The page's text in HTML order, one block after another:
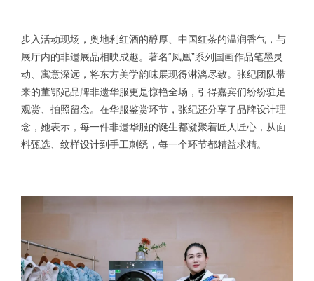
步入活动现场，奥地利红酒的醇厚、中国红茶的温润香气，与
展厅内的非遗展品相映成趣。著名“凤凰”系列国画作品笔墨灵
动、寓意深远，将东方美学韵味展现得淋漓尽致。张纪团队带
来的董鄂妃品牌非遗华服更是惊艳全场，引得嘉宾们纷纷驻足
观赏、拍照留念。在华服鉴赏环节，张纪还分享了品牌设计理
念，她表示，每一件非遗华服的诞生都凝聚着匠人匠心，从面
料甄选、纹样设计到手工刺绣，每一个环节都精益求精。